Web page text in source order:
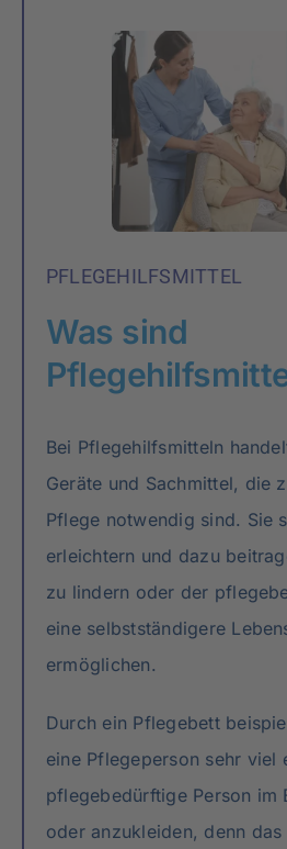
PFLEGEHILFSMITTEL
Was sind
Bei Pflegehilfsmitteln
Geräte und Sachmittel, die
Pflege notwendig sind. Sie
erleichtern und dazu
zu lindern oder der
eine selbstständigere
ermöglichen.
Durch ein Pflegebett
eine Pflegeperson sehr viel
pflegebedürftige Person im
oder anzukleiden, denn